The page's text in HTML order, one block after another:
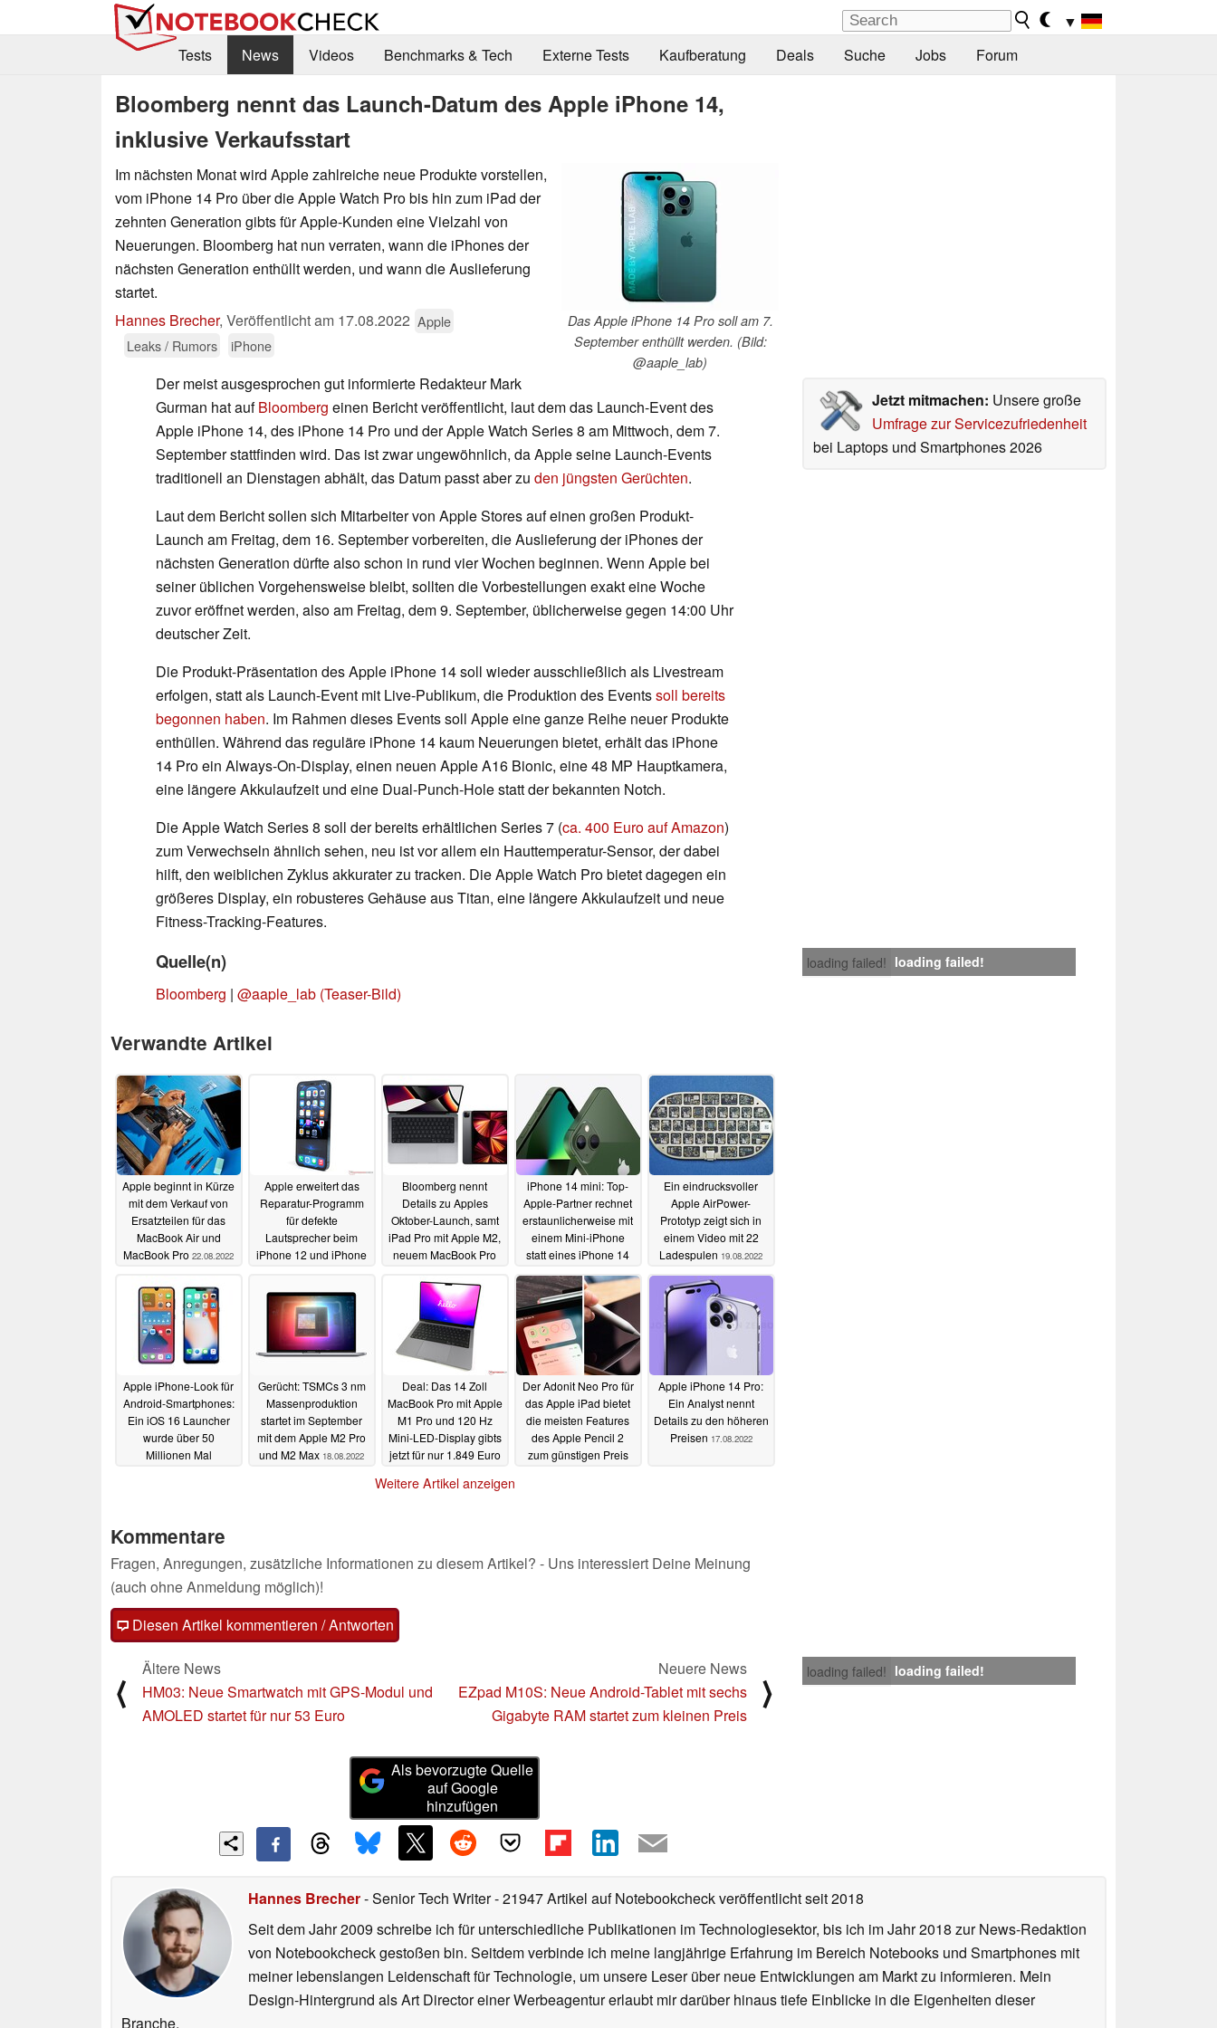
▼
Tests
News Videos Benchmarks & Tech Externe Tests Kaufberatung Deals Suche Jobs Forum
Bloomberg nennt das Launch-Datum des Apple iPhone 14,
inklusive Verkaufsstart
Das Apple iPhone 14 Pro soll am 7.
September enthüllt werden. (Bild:
@aaple_lab)
Im nächsten Monat wird Apple zahlreiche neue Produkte vorstellen,
vom iPhone 14 Pro über die Apple Watch Pro bis hin zum iPad der
zehnten Generation gibts für Apple-Kunden eine Vielzahl von
Neuerungen. Bloomberg hat nun verraten, wann die iPhones der
nächsten Generation enthüllt werden, und wann die Auslieferung
startet.
Hannes Brecher, Veröffentlicht am 17.08.2022 Apple
Leaks / Rumors
iPhone
Jetzt mitmachen: Unsere große
Umfrage zur Servicezufriedenheit
bei Laptops und Smartphones 2026
Der meist ausgesprochen gut informierte Redakteur Mark
Gurman hat aufBloomberg einen Bericht veröffentlicht, laut dem das Launch-Event des
Apple iPhone 14, des iPhone 14 Pro und der Apple Watch Series 8 am Mittwoch, dem 7.
September stattfinden wird. Das ist zwar ungewöhnlich, da Apple seine Launch-Events
traditionell an Dienstagen abhält, das Datum passt aber zu den jüngsten Gerüchten.
Laut dem Bericht sollen sich Mitarbeiter von Apple Stores auf einen großen Produkt-
Launch am Freitag, dem 16. September vorbereiten, die Auslieferung der iPhones der
nächsten Generation dürfte also schon in rund vier Wochen beginnen. Wenn Apple bei
seiner üblichen Vorgehensweise bleibt, sollten die Vorbestellungen exakt eine Woche
zuvor eröffnet werden, also am Freitag, dem 9. September, üblicherweise gegen 14:00 Uhr
deutscher Zeit.
Die Produkt-Präsentation des Apple iPhone 14 soll wieder ausschließlich als Livestream
erfolgen, statt als Launch-Event mit Live-Publikum, die Produktion des Eventssoll bereits
begonnen haben. Im Rahmen dieses Events soll Apple eine ganze Reihe neuer Produkte
enthüllen. Während das reguläre iPhone 14 kaum Neuerungen bietet, erhält das iPhone
14 Pro ein Always-On-Display, einen neuen Apple A16 Bionic, eine 48 MP Hauptkamera,
eine längere Akkulaufzeit und eine Dual-Punch-Hole statt der bekannten Notch.
Die Apple Watch Series 8 soll der bereits erhältlichen Series 7 (ca. 400 Euro auf Amazon)
zum Verwechseln ähnlich sehen, neu ist vor allem ein Hauttemperatur-Sensor, der dabei
hilft, den weiblichen Zyklus akkurater zu tracken. Die Apple Watch Pro bietet dagegen ein
größeres Display, ein robusteres Gehäuse aus Titan, eine längere Akkulaufzeit und neue
Fitness-Tracking-Features.
loading failed! loading failed!
Quelle(n)
Bloomberg | @aaple_lab (Teaser-Bild)
Verwandte Artikel
Apple beginnt in Kürze
mit dem Verkauf von
Ersatzteilen für das
MacBook Air und
MacBook Pro 22.08.2022
Apple erweitert das
Reparatur-Programm
für defekte
Lautsprecher beim
iPhone 12 und iPhone
Bloomberg nennt
Details zu Apples
Oktober-Launch, samt
iPad Pro mit Apple M2,
neuem MacBook Pro
iPhone 14 mini: Top-
Apple-Partner rechnet
erstaunlicherweise mit
einem Mini-iPhone
statt eines iPhone 14
22.08.2022
Ein eindrucksvoller
Apple AirPower-
Prototyp zeigt sich in
einem Video mit 22
Ladespulen 19.08.2022
Apple iPhone-Look für
Android-Smartphones:
Ein iOS 16 Launcher
wurde über 50
Millionen Mal
Gerücht: TSMCs 3 nm
Massenproduktion
startet im September
mit dem Apple M2 Pro
und M2 Max 18.08.2022
Deal: Das 14 Zoll
MacBook Pro mit Apple
M1 Pro und 120 Hz
Mini-LED-Display gibts
jetzt für nur 1.849 Euro
Der Adonit Neo Pro für
das Apple iPad bietet
die meisten Features
des Apple Pencil 2
zum günstigen Preis
Apple iPhone 14 Pro:
Ein Analyst nennt
Details zu den höheren
Preisen 17.08.2022
Weitere Artikel anzeigen
Kommentare
Fragen, Anregungen, zusätzliche Informationen zu diesem Artikel? - Uns interessiert Deine Meinung
(auch ohne Anmeldung möglich)!
Diesen Artikel kommentieren / Antworten
loading failed! loading failed!
⟨
Ältere News
HM03: Neue Smartwatch mit GPS-Modul und
AMOLED startet für nur 53 Euro
Neuere News
EZpad M10S: Neue Android-Tablet mit sechs
Gigabyte RAM startet zum kleinen Preis
⟩
Als bevorzugte Quelle
auf Google
hinzufügen
Hannes Brecher- Senior Tech Writer- 21947 Artikel auf Notebookcheck veröffentlichtseit 2018
Seit dem Jahr 2009 schreibe ich für unterschiedliche Publikationen im Technologiesektor, bis ich im Jahr 2018 zur News-Redaktion
von Notebookcheck gestoßen bin. Seitdem verbinde ich meine langjährige Erfahrung im Bereich Notebooks und Smartphones mit
meiner lebenslangen Leidenschaft für Technologie, um unsere Leser über neue Entwicklungen am Markt zu informieren. Mein
Design-Hintergrund als Art Director einer Werbeagentur erlaubt mir darüber hinaus tiefe Einblicke in die Eigenheiten dieser
Branche.